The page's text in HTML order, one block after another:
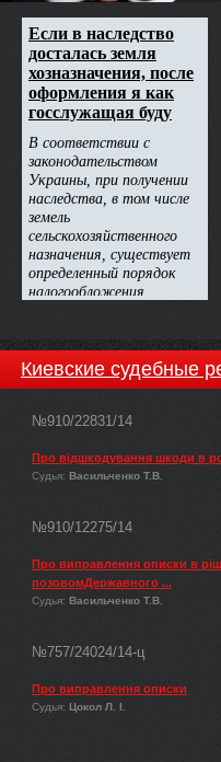
Киевские судебные
№910/22831/14
Про відшкодування шкоди в
Судья: Васильченко Т.В.
№910/12275/14
Про виправлення описки в
позовомДержавного ...
Судья: Васильченко Т.В.
№757/24024/14-ц
Про виправлення описки
Судья: Цокол Л. І.